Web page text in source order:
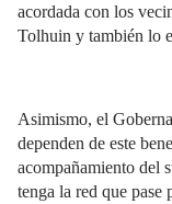
acordada con los
Tolhuin y también lo
Asimismo, el
dependen de este
acompañamiento del
tenga la red que pase